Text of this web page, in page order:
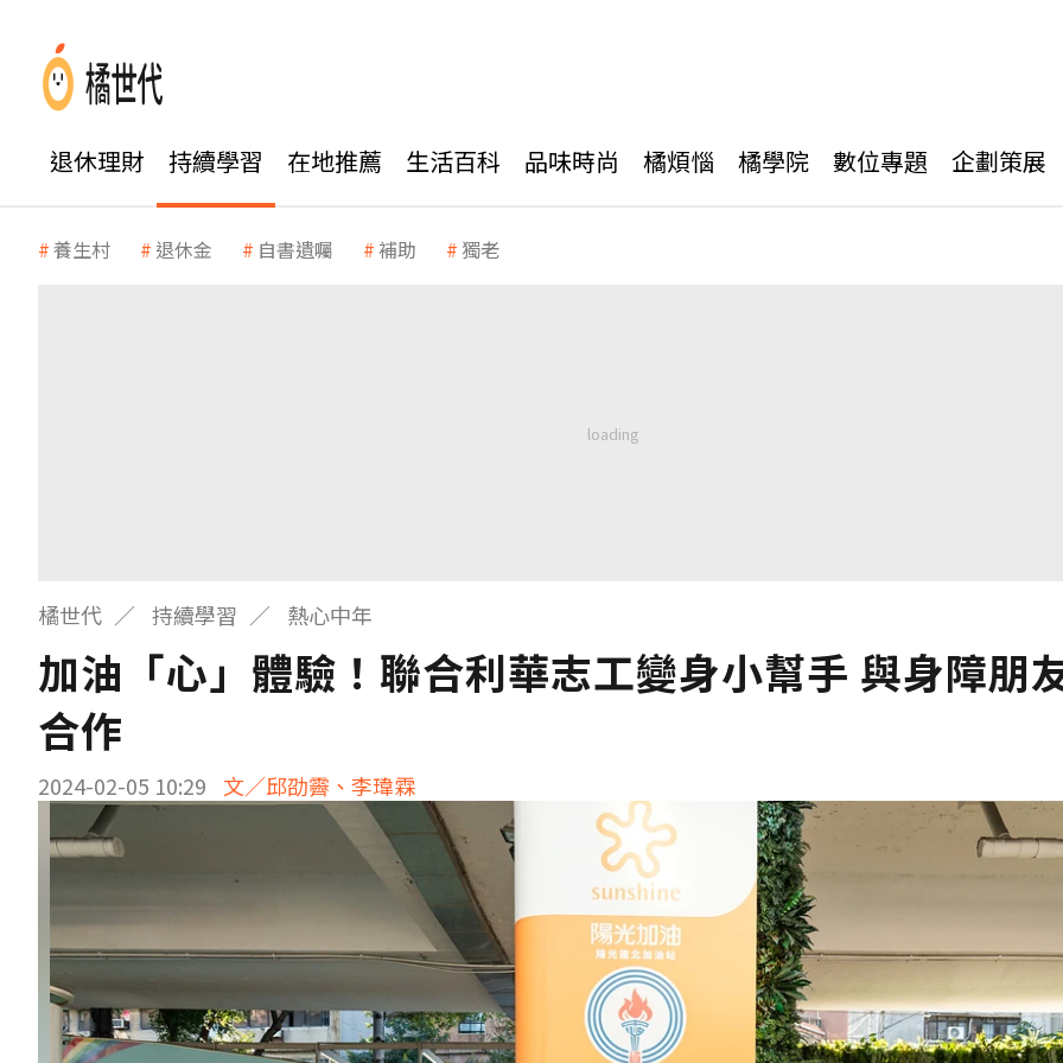
退休理財 持續學習 在地推薦 生活百科 品味時尚 橘煩惱 橘學院 數位專題 企劃策展
養生村 退休金 自書遺囑 補助 獨老
橘世代 持續學習 熱心中年
加油「心」體驗！聯合利華志工變身小幫手 與身障朋
合作
2024-02-05 10:29 文／邱劭霽、李瑋霖